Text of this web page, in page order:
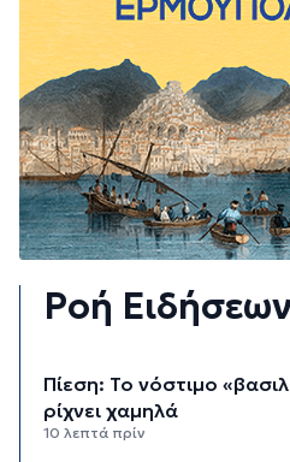
Ροή
Πίεση: Το νόστιμο
ρίχνει χαμηλά
10 λεπτά πρίν